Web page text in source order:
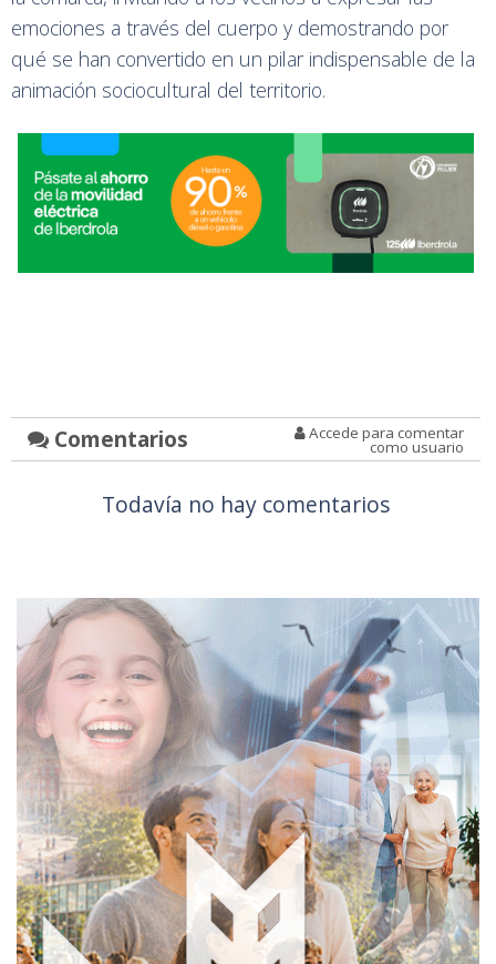
emociones a través del cuerpo y demostrando por
qué se han convertido en un pilar indispensable de la
animación sociocultural del territorio.
Comentarios Accede para comentar
como usuario
Todavía no hay comentarios